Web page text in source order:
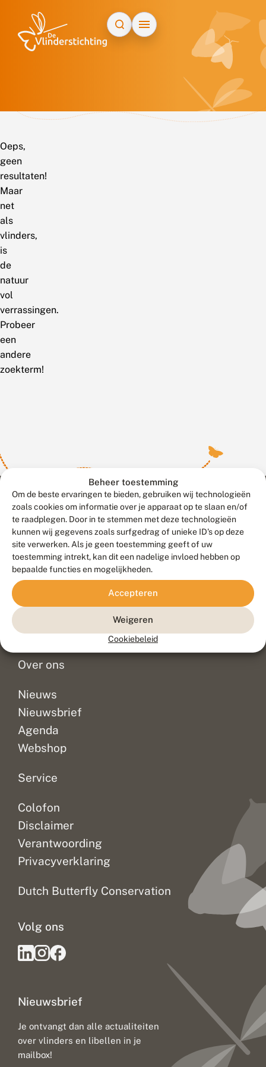
Beheer toestemming
Om de beste ervaringen te bieden, gebruiken wij technologieën
zoals cookies om informatie over je apparaat op te slaan en/of
te raadplegen. Door in te stemmen met deze technologieën
kunnen wij gegevens zoals surfgedrag of unieke ID's op deze
site verwerken. Als je geen toestemming geeft of uw
toestemming intrekt, kan dit een nadelige invloed hebben op
bepaalde functies en mogelijkheden.
Accepteren
Weigeren
Cookiebeleid
Oeps,
geen
resultaten!
Maar
net
als
vlinders,
is
de
natuur
vol
verrassingen.
Probeer
een
andere
zoekterm!
Contact
Veelgestelde vragen
Doneer
Over ons
Nieuws
Nieuwsbrief
Agenda
Webshop
Service
Colofon
Disclaimer
Verantwoording
Privacyverklaring
Dutch Butterfly Conservation
Nieuwsbrief
Je ontvangt dan alle actualiteiten
over vlinders en libellen in je
mailbox!
Volg ons
Meld waarnemingen© 2026 Vlinderstichting
Duurzaam ontwikkeld door
Go2People
, ontworpen door
Blue Field Agency
Privacy
Disclaimer
Sitemap